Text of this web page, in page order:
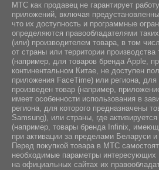
МТС как продавец не гарантирует
приложений, включая
что их доступность и программные
определяются правообладателями
(или) производителем товара, в том
от страны или территории производства
(например, для товаров бренда Apple,
континентальном Китае, не доступен
приложения FaceTime) или региона, для
произведен товар (например,
имеет особенности использования в
региона, для которого предназначены
Samsung), или страны, где активируется
(например, товары бренда Infiniх,
при активации за пределами Беларуси
Перед покупкой товара в МТС
необходимые параметры интересующих
на официальных сайтах их